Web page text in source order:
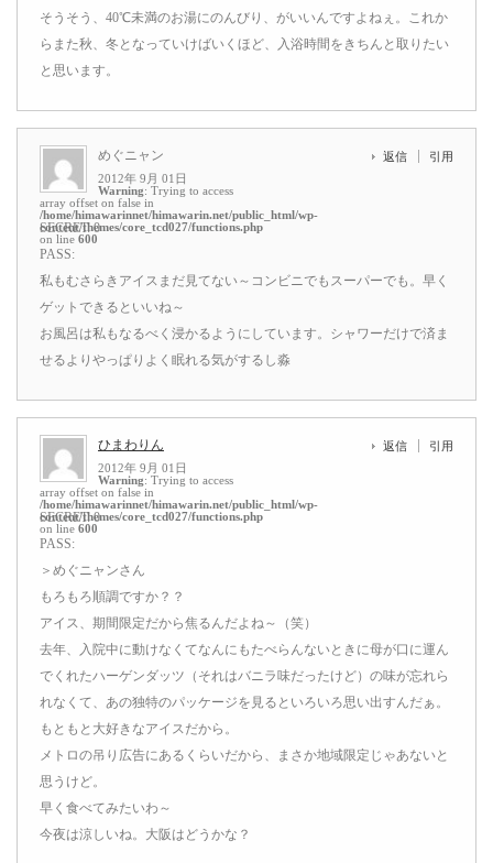
そうそう、40℃未満のお湯にのんびり、がいいんですよねぇ。これか
らまた秋、冬となっていけばいくほど、入浴時間をきちんと取りたい
と思います。
めぐニャン
2012年 9月 01日
Warning: Trying to access
array offset on false in
/home/himawarinnet/himawarin.net/public_html/wp-
content/themes/core_tcd027/functions.php
on line 600
返信 引用
SECRET: 0
PASS:
私もむさらきアイスまだ見てない～コンビニでもスーパーでも。早く
ゲットできるといいね～
お風呂は私もなるべく浸かるようにしています。シャワーだけで済ま
せるよりやっぱりよく眠れる気がするし淼
ひまわりん
2012年 9月 01日
Warning: Trying to access
array offset on false in
/home/himawarinnet/himawarin.net/public_html/wp-
content/themes/core_tcd027/functions.php
on line 600
返信 引用
SECRET: 0
PASS:
＞めぐニャンさん
もろもろ順調ですか？？
アイス、期間限定だから焦るんだよね～（笑）
去年、入院中に動けなくてなんにもたべらんないときに母が口に運ん
でくれたハーゲンダッツ（それはバニラ味だったけど）の味が忘れら
れなくて、あの独特のパッケージを見るといろいろ思い出すんだぁ。
もともと大好きなアイスだから。
メトロの吊り広告にあるくらいだから、まさか地域限定じゃあないと
思うけど。
早く食べてみたいわ～
今夜は涼しいね。大阪はどうかな？